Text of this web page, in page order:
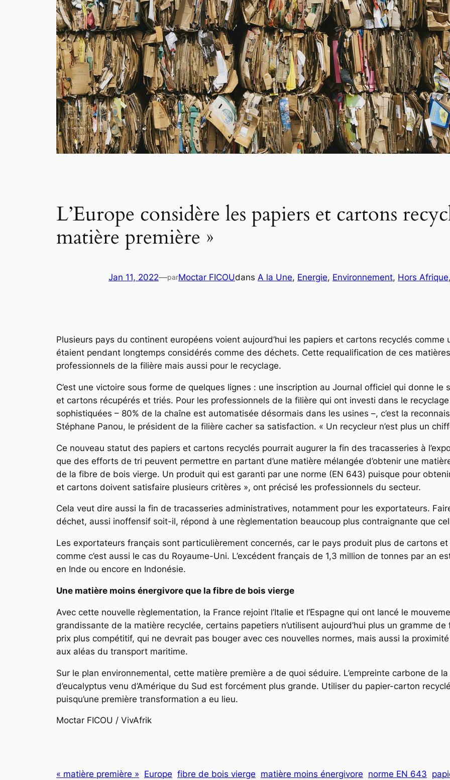
L’Europe considère les papiers et cartons
matière première »
Jan 11, 2022—parMoctar FICOUdans A la Une, Energie, Environnement, Hors Afrique,
Plusieurs pays du continent européens voient aujourd’hui les papiers et cartons recyclés comme
étaient pendant longtemps considérés comme des déchets. Cette requalification de ces
professionnels de la filière mais aussi pour le recyclage.
C’est une victoire sous forme de quelques lignes : une inscription au Journal officiel qui donne
et cartons récupérés et triés. Pour les professionnels de la filière qui ont investi dans le
sophistiquées – 80% de la chaîne est automatisée désormais dans les usines –, c’est la
Stéphane Panou, le président de la filière cacher sa satisfaction. « Un recycleur n’est plus un
Ce nouveau statut des papiers et cartons recyclés pourrait augurer la fin des tracasseries à
que des efforts de tri peuvent permettre en partant d’une matière mélangée d’obtenir une
de la fibre de bois vierge. Un produit qui est garanti par une norme (EN 643) puisque pour
et cartons doivent satisfaire plusieurs critères », ont précisé les professionnels du secteur.
Cela veut dire aussi la fin de tracasseries administratives, notamment pour les exportateurs.
déchet, aussi inoffensif soit-il, répond à une règlementation beaucoup plus contraignante que
Les exportateurs français sont particulièrement concernés, car le pays produit plus de cartons et
comme c’est aussi le cas du Royaume-Uni. L’excédent français de 1,3 million de tonnes par an
en Inde ou encore en Indonésie.
Une matière moins énergivore que la fibre de bois vierge
Avec cette nouvelle règlementation, la France rejoint l’Italie et l’Espagne qui ont lancé le
grandissante de la matière recyclée, certains papetiers n’utilisent aujourd’hui plus un gramme
prix plus compétitif, qui ne devrait pas bouger avec ces nouvelles normes, mais aussi la
aux aléas du transport maritime.
Sur le plan environnemental, cette matière première a de quoi séduire. L’empreinte carbone de
d’eucalyptus venu d’Amérique du Sud est forcément plus grande. Utiliser du papier-carton
puisqu’une première transformation a eu lieu.
Moctar FICOU / VivAfrik
« matière première » Europe fibre de bois vierge matière moins énergivore norme EN 643